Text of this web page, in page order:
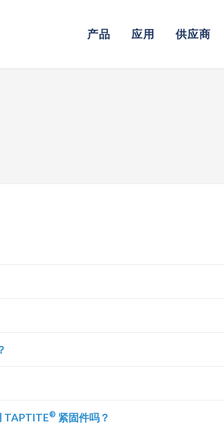
产品 应用 供应商
TAPTITE® 紧固件吗？